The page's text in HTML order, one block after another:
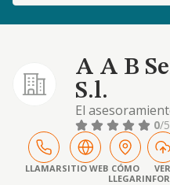
A A B
S.l.
El
contable.
inmobiliarias.
general de toda
inmuebles.
0/5
LLAMARSITIO WEB CÓMO
LLEGAR
VER